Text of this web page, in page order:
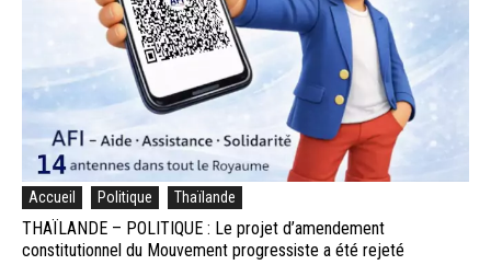
Accueil Politique Thaïlande
THAÏLANDE – POLITIQUE : Le projet d’amendement
constitutionnel du Mouvement progressiste a été rejeté